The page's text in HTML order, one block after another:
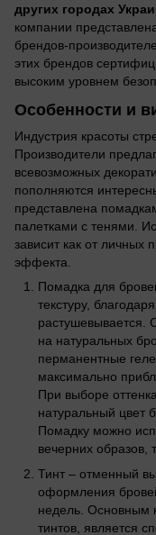
других городах
компании
брендов-
этих брендов
высоким уровнем
Особенности и
Индустрия красоты
Производители
всевозможных
пополняются
представлена
палетками с тенями.
зависит как от личных
эффекта.
Помадка для
текстуру,
растушевывается.
на натуральных
перманентные
максимально
При выборе
натуральный цвет
Помадку можно
вечерних образов,
Тинт – отменный
оформления
недель. Основным
тинтов, является